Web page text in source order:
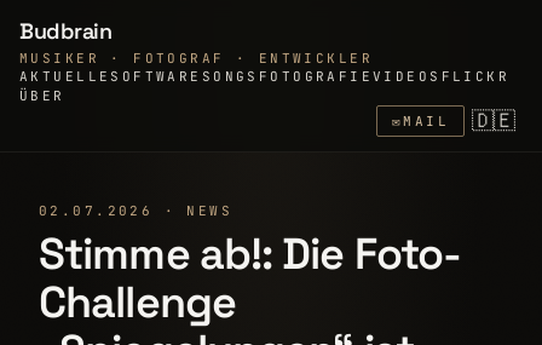
Budbrain
MUSIKER · FOTOGRAF · ENTWICKLER
AKTUELLE SOFTWARE SONGS FOTOGRAFIEVIDEOS FLICKR
ÜBER
✉MAIL 🇩🇪
02.07.2026 · NEWS
Stimme ab!: Die Foto-
Challenge